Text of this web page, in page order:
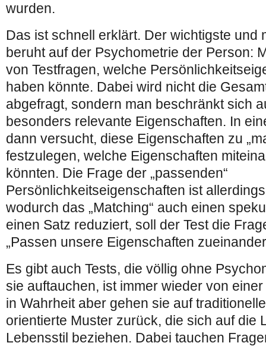
wurden.
Das ist schnell erklärt. Der wichtigste und
beruht auf der Psychometrie der Person:
von Testfragen, welche
haben könnte. Dabei wird nicht die
abgefragt, sondern man beschränkt sich
besonders relevante Eigenschaften. In
dann versucht, diese Eigenschaften zu
festzulegen, welche Eigenschaften
könnten. Die Frage der „passenden“
Persönlichkeitseigenschaften ist
wodurch das „Matching“ auch einen
einen Satz reduziert, soll der Test die
„Passen unsere Eigenschaften
Es gibt auch Tests, die völlig ohne
sie auftauchen, ist immer wieder von einer
in Wahrheit aber gehen sie auf
orientierte Muster zurück, die sich auf die
Lebensstil beziehen. Dabei tauchen